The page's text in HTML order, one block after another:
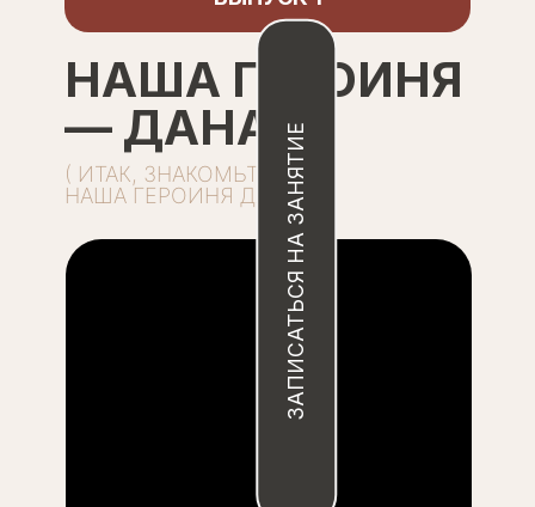
НАША ГЕРОИНЯ
— ДАНА
( ИТАК, ЗНАКОМЬТЕСЬ —
НАША ГЕРОИНЯ ДАНА )